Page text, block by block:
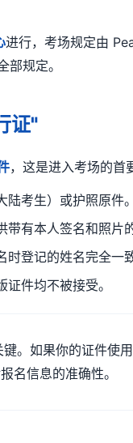
进行，考场规定由
规定。
证"
，这是进入考场的首
考生）或护照原件
带有本人签名和照片
时登记的姓名完全一
件均不被接受。
。如果你的证件使
名信息的准确性。